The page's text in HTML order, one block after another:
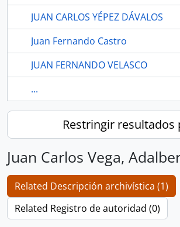
JUAN CARLOS YÉPEZ DÁVALOS
Juan Fernando Castro
JUAN FERNANDO VELASCO
...
Restringir resultados
Juan Carlos Vega,
Related Descripción archivística (1)
Related Registro de autoridad (0)